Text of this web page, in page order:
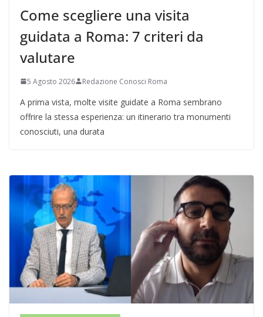
Come scegliere una visita
guidata a Roma: 7 criteri da
valutare
5 Agosto 2026 Redazione Conosci Roma
A prima vista, molte visite guidate a Roma sembrano
offrire la stessa esperienza: un itinerario tra monumenti
conosciuti, una durata